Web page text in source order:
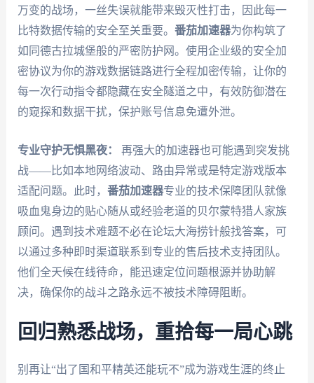
万变的战场，一丝失误就能带来毁灭性打击，因此每一
比特数据传输的安全至关重要。 番茄加速器为你构筑了
如同德古拉城堡般的严密防护网。使用企业级的安全加
密协议为你的游戏数据链路进行全程加密传输，让你的
每一次行动指令都隐藏在安全隧道之中，有效防御潜在
的窥探和数据干扰，保护账号信息免遭外泄。
专业守护无惧黑夜：
再强大的加速器也可能遇到突发挑
战——比如本地网络波动、路由异常或是特定游戏版本
适配问题。此时， 番茄加速器专业的技术保障团队就像
吸血鬼身边的贴心随从或经验老道的贝尔蒙特猎人家族
顾问。遇到技术难题不必在论坛大海捞针般找答案，可
以通过多种即时渠道联系到专业的售后技术支持团队。
他们全天候在线待命，能迅速定位问题根源并协助解
决，确保你的战斗之路永远不被技术障碍阻断。
回归熟悉战场，重拾每一局心跳
别再让“出了国和平精英还能玩不”成为游戏生涯的终止